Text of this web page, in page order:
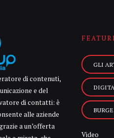
di contenuti,
e del
di contatti: è
alle aziende
a un’offerta
GLI
Video